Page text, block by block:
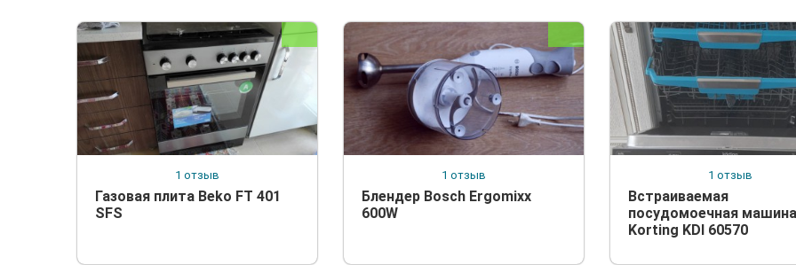
1 отзыв
Газовая плита Beko FT 401
SFS
1 отзыв
Блендер Bosch Ergomixx
600W
1 отзыв
Встраиваемая
посудомоечная машина
Korting KDI 60570